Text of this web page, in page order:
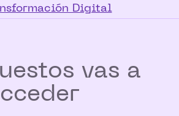
Digital
vas a